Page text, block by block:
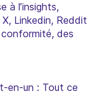
à l’insights,
Linkedin, Reddit
des
en-un : Tout ce